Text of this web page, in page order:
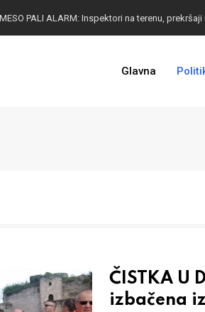
Glavna
ČISTKA U
izbačena